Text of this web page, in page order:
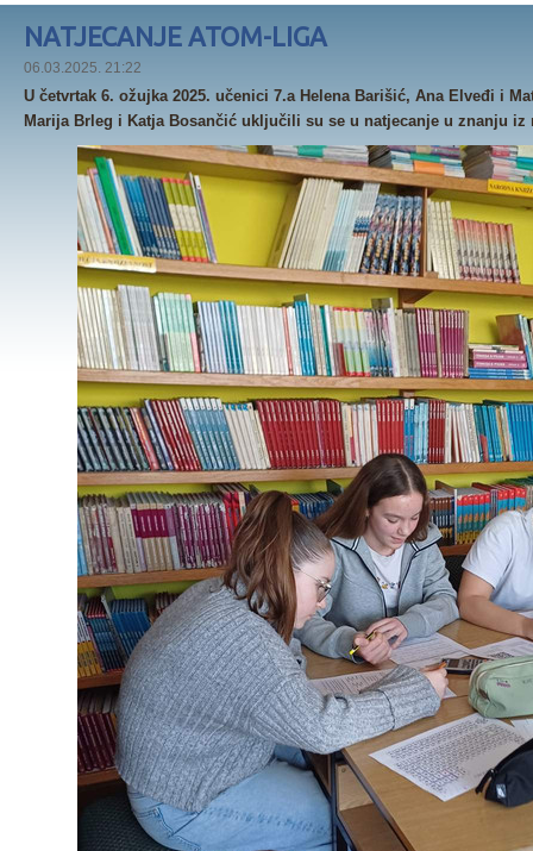
NATJECANJE ATOM-LIGA
06.03.2025. 21:22
U četvrtak 6. ožujka 2025. učenici 7.a Helena Barišić, Ana Elveđi i
Marija Brleg i Katja Bosančić uključili su se u natjecanje u znanju